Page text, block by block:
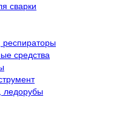
сварки
респираторы
средства
ледорубы